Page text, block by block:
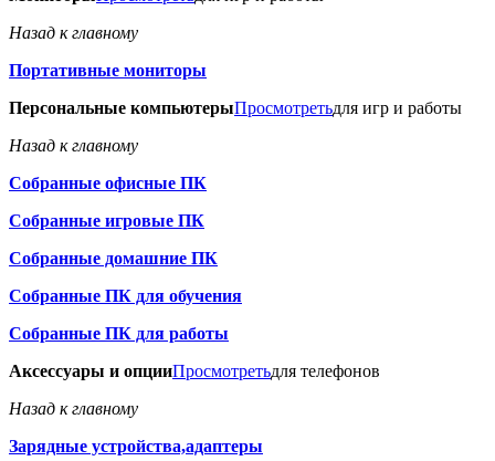
Назад к главному
Портативные мониторы
Персональные компьютерыПросмотретьдля игр и работы
Назад к главному
Собранные офисные ПК
Собранные игровые ПК
Собранные домашние ПК
Собранные ПК для обучения
Собранные ПК для работы
Аксессуары и опцииПросмотретьдля телефонов
Назад к главному
Зарядные устройства,адаптеры